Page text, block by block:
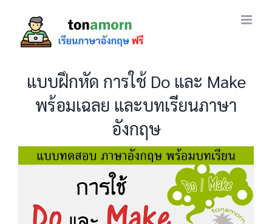
content
แบบฝึกหัด การใช้ Do และ Make
พร้อมเฉลย และบทเรียนภาษา
อังกฤษ